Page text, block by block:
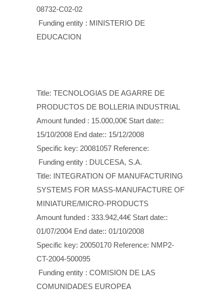
08732-C02-02
Funding entity : MINISTERIO DE
EDUCACION
Title: TECNOLOGIAS DE AGARRE DE
PRODUCTOS DE BOLLERIA INDUSTRIAL
Amount funded : 15.000,00€ Start date::
15/10/2008 End date:: 15/12/2008
Specific key: 20081057 Reference:
Funding entity : DULCESA, S.A.
Title: INTEGRATION OF MANUFACTURING
SYSTEMS FOR MASS-MANUFACTURE OF
MINIATURE/MICRO-PRODUCTS
Amount funded : 333.942,44€ Start date::
01/07/2004 End date:: 01/10/2008
Specific key: 20050170 Reference: NMP2-
CT-2004-500095
Funding entity : COMISION DE LAS
COMUNIDADES EUROPEA